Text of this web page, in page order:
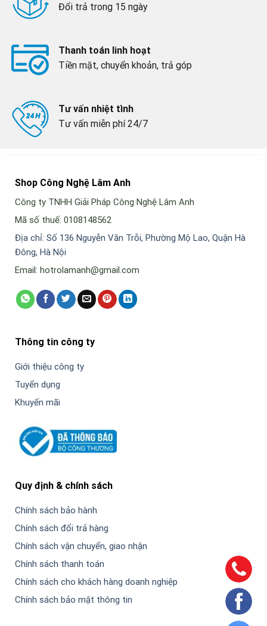
Đổi trả trong 15 ngày
Thanh toán linh hoạt
Tiền mặt, chuyển khoản, trả góp
Tư vấn nhiệt tình
Tư vấn miễn phí 24/7
Shop Công Nghệ Lâm Anh
Công ty TNHH Giải Pháp Công Nghệ Lâm Anh
Mã số thuế: 0108148562
Địa chỉ: Số 136 Nguyễn Văn Trỗi, Phường Mộ Lao, Quận Hà
Đông, Hà Nội
Email: hotrolamanh@gmail.com
Thông tin công ty
Giới thiệu công ty
Tuyển dụng
Khuyến mãi
Quy định & chính sách
Chính sách bảo hành
Chính sách đổi trả hàng
Chính sách vận chuyển, giao nhận
Chính sách thanh toán
Chính sách cho khách hàng doanh nghiệp
Chính sách bảo mật thông tin